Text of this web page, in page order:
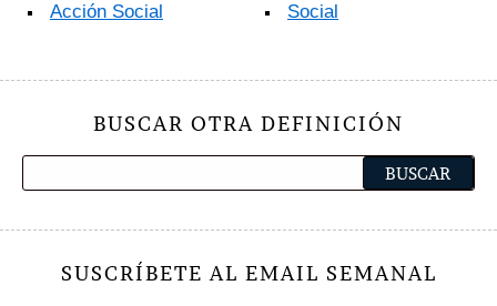
Acción Social Social
BUSCAR OTRA DEFINICIÓN
SUSCRÍBETE AL EMAIL SEMANAL